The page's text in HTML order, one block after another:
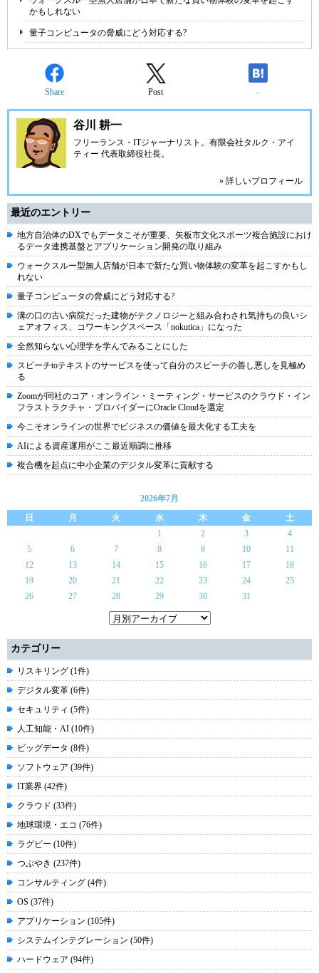
かもしれない
量子コンピュータの脅威にどう対応する?
Share Post -
谷川 耕一
フリーランス・ITジャーナリスト。有限会社タルク・アイ
ティー 代表取締役社長。
» 詳しいプロフィール
最近のエントリー
地方自治体のDXでもデータこそが重要、矢板市文化スポーツ複合施設におけ
るデータ連携基盤とアプリケーション開発の取り組み
ウォークスルー型無人店舗が日本で新たな買い物体験の変革を起こすかもし
れない
量子コンピュータの脅威にどう対応する?
溝の口の古い病院だった建物がテクノロジーと組み合わされ気持ちの良いシ
ェアオフィス、コワーキングスペース「nokutica」になった
全然知らない心理学を学んでみることにした
スピーチtoテキストのサービスを使って自分のスピーチの善し悪しを見極め
る
Zoomが同社のコア・オンライン・ミーティング・サービスのクラウド・イン
フラストラクチャ・プロバイダーにOracle Cloudを選定
今こそオンラインの世界でビジネスの価値を最大化する工夫を
AIによる資産運用がここ最近順調に推移
複合機を起点に中小企業のデジタル変革に貢献する
2026年7月
日
月 火 水 木 金
土
1
2 3
4
5
6 7 8 9 10
11
12
13 14 15 16 17
18
19
20 21 22 23 24
25
26
27 28 29 30 31
カテゴリー
リスキリング (1件)
デジタル変革 (6件)
セキュリティ (5件)
人工知能・AI (10件)
ビッグデータ (8件)
ソフトウェア (39件)
IT業界 (42件)
クラウド (33件)
地球環境・エコ (76件)
ラグビー (10件)
つぶやき (237件)
コンサルティング (4件)
OS (37件)
アプリケーション (105件)
システムインテグレーション (50件)
ハードウェア (94件)